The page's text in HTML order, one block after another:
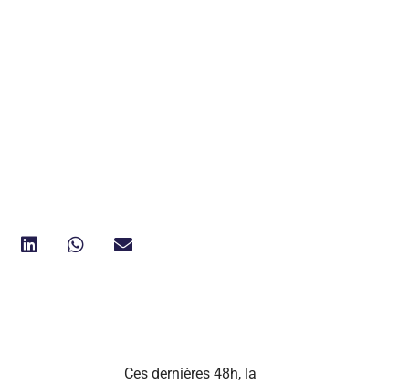
Ces dernières 48h, la